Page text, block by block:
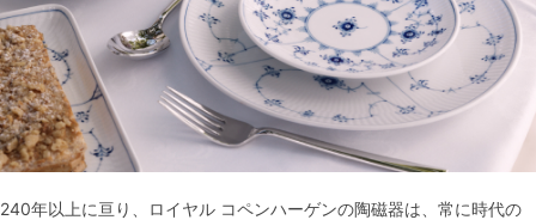
240年以上に亘り、ロイヤル コペンハーゲンの陶磁器は、常に時代の